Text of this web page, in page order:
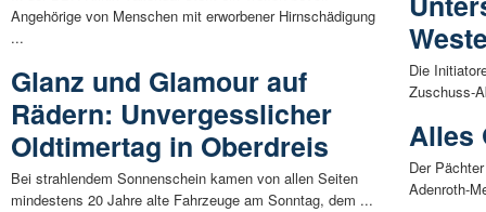
Angehörige von Menschen mit erworbener Hirnschädigung
...
Glanz und Glamour auf
Rädern: Unvergesslicher
Oldtimertag in Oberdreis
Bei strahlendem Sonnenschein kamen von allen Seiten
mindestens 20 Jahre alte Fahrzeuge am Sonntag, dem ...
Die
Zuschuss-
Alles
Der
Adenroth-